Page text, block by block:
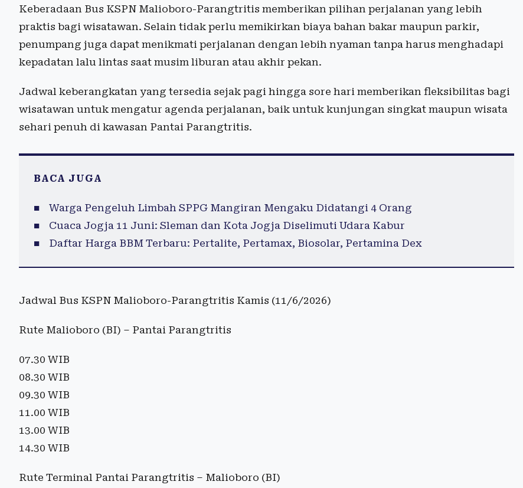
Keberadaan Bus KSPN Malioboro-Parangtritis memberikan pilihan perjalanan yang lebih
praktis bagi wisatawan. Selain tidak perlu memikirkan biaya bahan bakar maupun parkir,
penumpang juga dapat menikmati perjalanan dengan lebih nyaman tanpa harus menghadapi
kepadatan lalu lintas saat musim liburan atau akhir pekan.
Jadwal keberangkatan yang tersedia sejak pagi hingga sore hari memberikan fleksibilitas bagi
wisatawan untuk mengatur agenda perjalanan, baik untuk kunjungan singkat maupun wisata
sehari penuh di kawasan Pantai Parangtritis.
BACA JUGA
Warga Pengeluh Limbah SPPG Mangiran Mengaku Didatangi 4 Orang
Cuaca Jogja 11 Juni: Sleman dan Kota Jogja Diselimuti Udara Kabur
Daftar Harga BBM Terbaru: Pertalite, Pertamax, Biosolar, Pertamina Dex
Jadwal Bus KSPN Malioboro-Parangtritis Kamis (11/6/2026)
Rute Malioboro (BI) – Pantai Parangtritis
07.30 WIB
08.30 WIB
09.30 WIB
11.00 WIB
13.00 WIB
14.30 WIB
Rute Terminal Pantai Parangtritis – Malioboro (BI)